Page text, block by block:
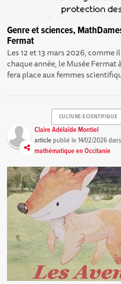
Genre et sciences,
Fermat
Les 12 et 13 mars 2026, comme
chaque année, le Musée Fermat
fera place aux femmes
CULTURE-SCIENTIFIQUE
Claire Adélaïde Montiel
article publié le14/02/2026
mathématique en Occitanie